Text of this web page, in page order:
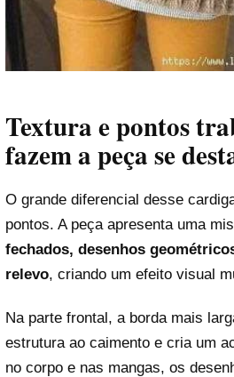
Textura e pontos
fazem a peça se
O grande diferencial desse
pontos. A peça apresenta uma
fechados, desenhos
relevo, criando um efeito visual
Na parte frontal, a borda mais
estrutura ao caimento e cria um
no corpo e nas mangas, os